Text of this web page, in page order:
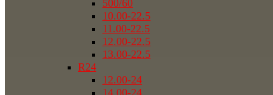
500/60
10.00-22.5
11.00-22.5
12.00-22.5
13.00-22.5
R24
12.00-24
14.00-24